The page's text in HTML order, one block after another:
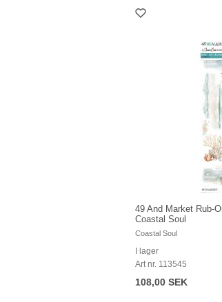
49 And Market Rub-
Coastal Soul
Coastal Soul
I lager
Art nr. 113545
108,00 SEK